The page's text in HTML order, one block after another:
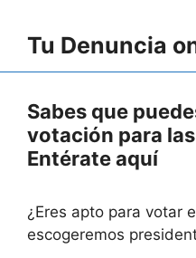
contentTu Denuncia
Sabes que
votación para
Entérate aquí
¿Eres apto para votar
escogeremos